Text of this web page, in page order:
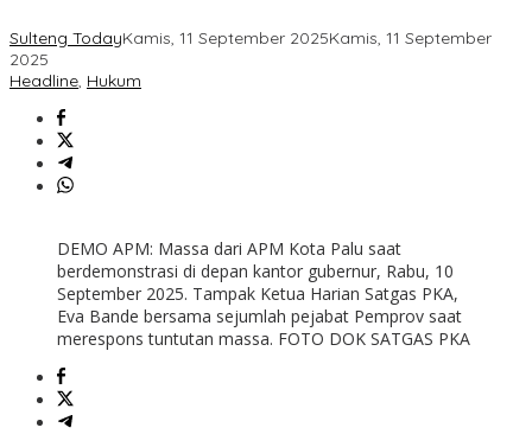
Sulteng TodayKamis, 11 September 2025Kamis, 11 September
2025
Headline, Hukum
DEMO APM: Massa dari APM Kota Palu saat
berdemonstrasi di depan kantor gubernur, Rabu, 10
September 2025. Tampak Ketua Harian Satgas PKA,
Eva Bande bersama sejumlah pejabat Pemprov saat
merespons tuntutan massa. FOTO DOK SATGAS PKA